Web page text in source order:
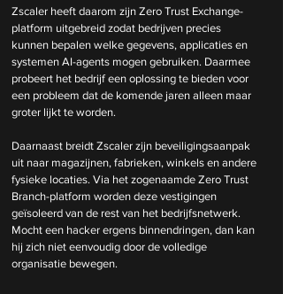
Zscaler heeft daarom zijn Zero Trust Exchange-
platform uitgebreid zodat bedrijven precies
kunnen bepalen welke gegevens, applicaties en
systemen AI-agents mogen gebruiken. Daarmee
probeert het bedrijf een oplossing te bieden voor
een probleem dat de komende jaren alleen maar
groter lijkt te worden.
Daarnaast breidt Zscaler zijn beveiligingsaanpak
uit naar magazijnen, fabrieken, winkels en andere
fysieke locaties. Via het zogenaamde Zero Trust
Branch-platform worden deze vestigingen
geïsoleerd van de rest van het bedrijfsnetwerk.
Mocht een hacker ergens binnendringen, dan kan
hij zich niet eenvoudig door de volledige
organisatie bewegen.